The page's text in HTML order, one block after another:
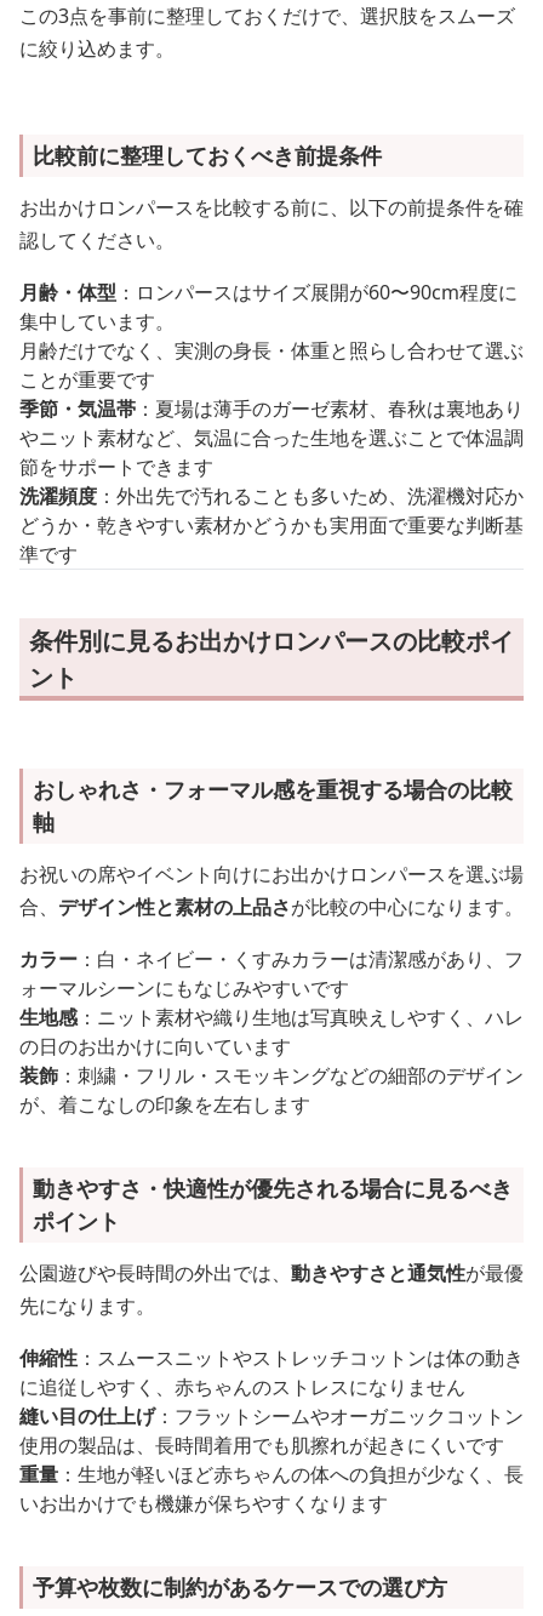
この3点を事前に整理しておくだけで、選択肢をスムーズ
に絞り込めます。
比較前に整理しておくべき前提条件
お出かけロンパースを比較する前に、以下の前提条件を確
認してください。
月齢・体型 ：ロンパースはサイズ展開が60〜90cm程度に
集中しています。
月齢だけでなく、実測の身長・体重と照らし合わせて選ぶ
ことが重要です
季節・気温帯 ：夏場は薄手のガーゼ素材、春秋は裏地あり
やニット素材など、気温に合った生地を選ぶことで体温調
節をサポートできます
洗濯頻度 ：外出先で汚れることも多いため、洗濯機対応か
どうか・乾きやすい素材かどうかも実用面で重要な判断基
準です
条件別に見るお出かけロンパースの比較ポイ
ント
おしゃれさ・フォーマル感を重視する場合の比較
軸
お祝いの席やイベント向けにお出かけロンパースを選ぶ場
合、 デザイン性と素材の上品さが比較の中心になります。
カラー ：白・ネイビー・くすみカラーは清潔感があり、フ
ォーマルシーンにもなじみやすいです
生地感：ニット素材や織り生地は写真映えしやすく、ハレ
の日のお出かけに向いています
装飾 ：刺繍・フリル・スモッキングなどの細部のデザイン
が、着こなしの印象を左右します
動きやすさ・快適性が優先される場合に見るべき
ポイント
公園遊びや長時間の外出では、 動きやすさと通気性が最優
先になります。
伸縮性 ：スムースニットやストレッチコットンは体の動き
に追従しやすく、赤ちゃんのストレスになりません
縫い目の仕上げ：フラットシームやオーガニックコットン
使用の製品は、長時間着用でも肌擦れが起きにくいです
重量 ：生地が軽いほど赤ちゃんの体への負担が少なく、長
いお出かけでも機嫌が保ちやすくなります
予算や枚数に制約があるケースでの選び方